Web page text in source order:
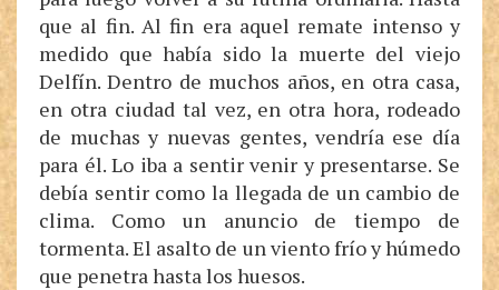
que al fin. Al fin era aquel remate intenso y
medido que había sido la muerte del viejo
Delfín. Dentro de muchos años, en otra casa,
en otra ciudad tal vez, en otra hora, rodeado
de muchas y nuevas gentes, vendría ese día
para él. Lo iba a sentir venir y presentarse. Se
debía sentir como la llegada de un cambio de
clima. Como un anuncio de tiempo de
tormenta. El asalto de un viento frío y húmedo
que penetra hasta los huesos.